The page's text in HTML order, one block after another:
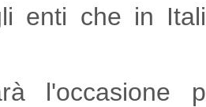
enti che in
l'occasione